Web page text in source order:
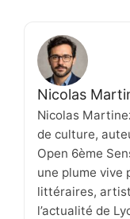
Nicolas
Nicolas
de culture,
Open 6ème
une plume vive
littéraires,
l’actualité de